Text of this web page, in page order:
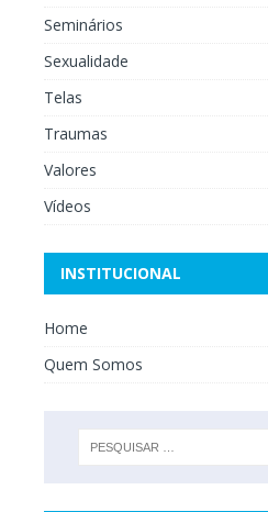
Seminários
Sexualidade
Telas
Traumas
Valores
Vídeos
INSTITUCIONAL
Home
Quem Somos